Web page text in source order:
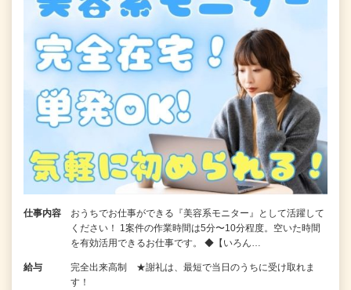
仕事内容
おうちでお仕事ができる『美容系モニター』として活躍して
ください！ 1案件の作業時間は5分〜10分程度。空いた時間
を有効活用できるお仕事です。 ◆【いろん…
給与
完全出来高制 ★謝礼は、最短で当日のうちに受け取れま
す！